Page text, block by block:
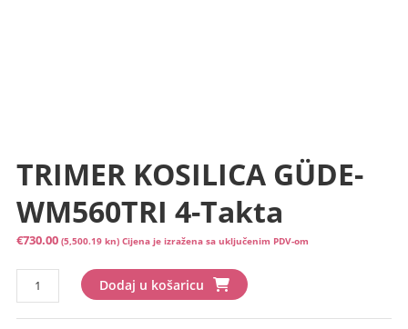
TRIMER KOSILICA GÜDE-
WM560TRI 4-Takta
€730.00 (5,500.19 kn) Cijena je izražena sa uključenim PDV-om
TRIMER
KOSILICA
GÜDE-
Dodaj u košaricu